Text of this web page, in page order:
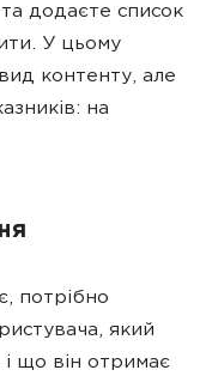
додаєте список
У цьому
контенту, але
на
потрібно
який
що він отримає